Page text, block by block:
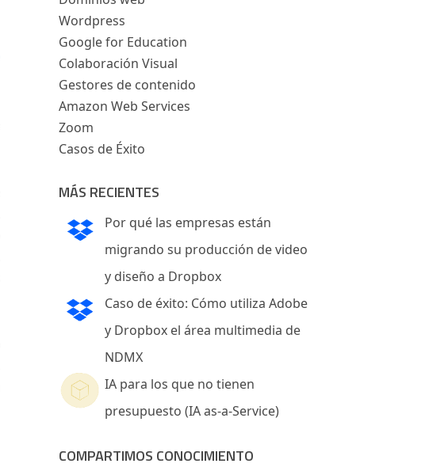
Wordpress
Google for Education
Colaboración Visual
Gestores de contenido
Amazon Web Services
Zoom
Casos de Éxito
MÁS RECIENTES
Por qué las empresas están
migrando su producción de video
y diseño a Dropbox
Caso de éxito: Cómo utiliza Adobe
y Dropbox el área multimedia de
NDMX
IA para los que no tienen
presupuesto (IA as-a-Service)
COMPARTIMOS CONOCIMIENTO